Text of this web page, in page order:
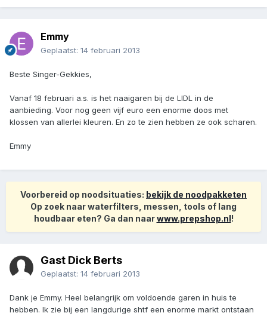
Emmy
Geplaatst: 14 februari 2013
Beste Singer-Gekkies,
Vanaf 18 februari a.s. is het naaigaren bij de LIDL in de
aanbieding. Voor nog geen vijf euro een enorme doos met
klossen van allerlei kleuren. En zo te zien hebben ze ook scharen.
Emmy
Voorbereid op noodsituaties: bekijk de noodpakketen
Op zoek naar waterfilters, messen, tools of lang
houdbaar eten? Ga dan naarwww.prepshop.nl!
Gast Dick Berts
Geplaatst: 14 februari 2013
Dank je Emmy. Heel belangrijk om voldoende garen in huis te
hebben. Ik zie bij een langdurige shtf een enorme markt ontstaan